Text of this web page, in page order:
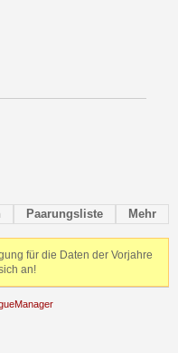
Paarungsliste Mehr
für die Daten der Vorjahre
an!